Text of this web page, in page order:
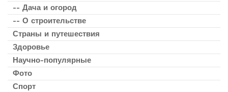
-- Дача и огород
-- О строительстве
Страны и путешествия
Здоровье
Научно-популярные
Фото
Спорт